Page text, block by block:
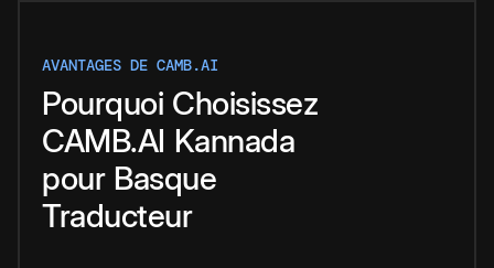
AVANTAGES DE CAMB.AI
Pourquoi Choisissez
CAMB.AI Kannada
pour Basque
Traducteur